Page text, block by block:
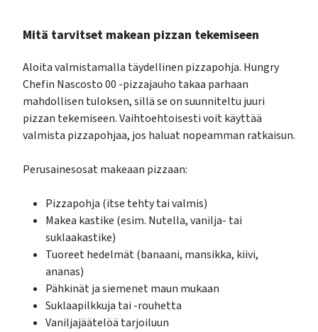
Mitä tarvitset makean pizzan tekemiseen
Aloita valmistamalla täydellinen pizzapohja. Hungry
Chefin Nascosto 00 -pizzajauho takaa parhaan
mahdollisen tuloksen, sillä se on suunniteltu juuri
pizzan tekemiseen. Vaihtoehtoisesti voit käyttää
valmista pizzapohjaa, jos haluat nopeamman ratkaisun.
Perusainesosat makeaan pizzaan:
Pizzapohja (itse tehty tai valmis)
Makea kastike (esim. Nutella, vanilja- tai
suklaakastike)
Tuoreet hedelmät (banaani, mansikka, kiivi,
ananas)
Pähkinät ja siemenet maun mukaan
Suklaapilkkuja tai -rouhetta
Vaniljajäätelöä tarjoiluun